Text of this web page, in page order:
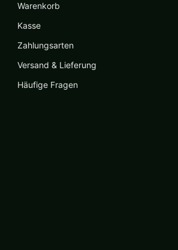
Warenkorb
Kasse
Zahlungsarten
Versand & Lieferung
Häufige Fragen